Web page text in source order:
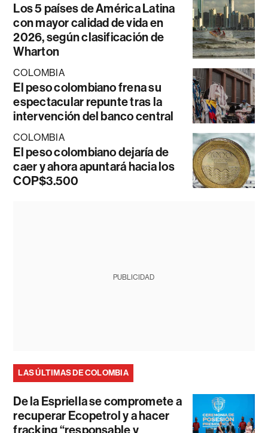
Los 5 países de América Latina
con mayor calidad de vida en
2026, según clasificación de
Wharton
COLOMBIA
El peso colombiano frena su
espectacular repunte tras la
intervención del banco central
COLOMBIA
El peso colombiano dejaría de
caer y ahora apuntará hacia los
COP$3.500
PUBLICIDAD
LAS ÚLTIMAS DE COLOMBIA
De la Espriella se compromete a
recuperar Ecopetrol y a hacer
fracking “responsable y